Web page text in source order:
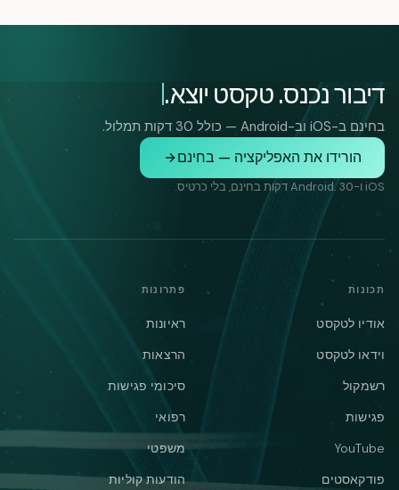
דיבור נכנס. טקסט יוצא.
בחינם ב-iOS וב-Android — כולל 30 דקות תמלול.
הורידו את האפליקציה — בחינם
iOS ו-Android. 30 דקות בחינם, בלי כרטיס.
תכונות
אודיו לטקסט
וידאו לטקסט
רשמקול
פגישות
YouTube
פודקאסטים
פתרונות
ראיונות
הרצאות
סיכומי פגישות
רפואי
משפטי
הודעות קוליות